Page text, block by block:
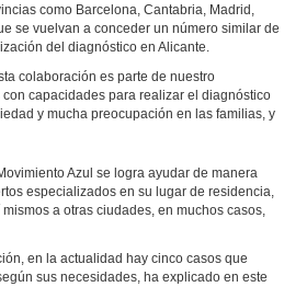
como Barcelona, Cantabria, Madrid,
se vuelvan a conceder un número similar de
del diagnóstico en Alicante.
colaboración es parte de nuestro
capacidades para realizar el diagnóstico
y mucha preocupación en las familias, y
Azul se logra ayudar de manera
especializados en su lugar de residencia,
a otras ciudades, en muchos casos,
en la actualidad hay cinco casos que
sus necesidades, ha explicado en este